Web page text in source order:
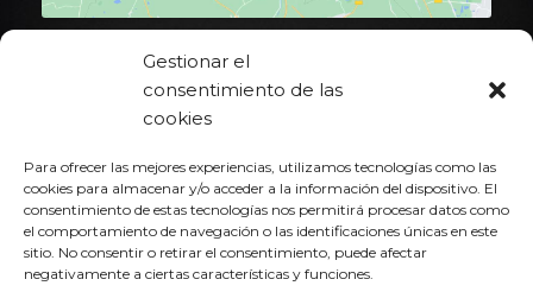
Gestionar el
consentimiento de las
cookies
Para ofrecer las mejores experiencias, utilizamos tecnologías como las
cookies para almacenar y/o acceder a la información del dispositivo. El
consentimiento de estas tecnologías nos permitirá procesar datos como
el comportamiento de navegación o las identificaciones únicas en este
sitio. No consentir o retirar el consentimiento, puede afectar
negativamente a ciertas características y funciones.
Heat & Cool
Portfolio
Contact